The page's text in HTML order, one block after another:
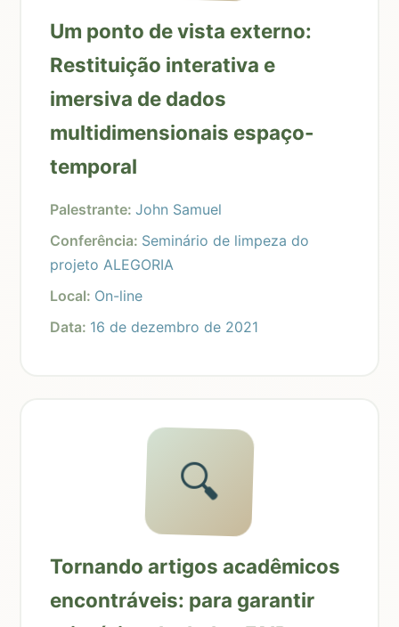
Um ponto de vista externo:
Restituição interativa e
imersiva de dados
multidimensionais espaço-
temporal
Palestrante:John Samuel
Conferência: Seminário de limpeza do
projeto ALEGORIA
Local: On-line
Data: 16 de dezembro de 2021
🔍
Tornando artigos acadêmicos
encontráveis: para garantir